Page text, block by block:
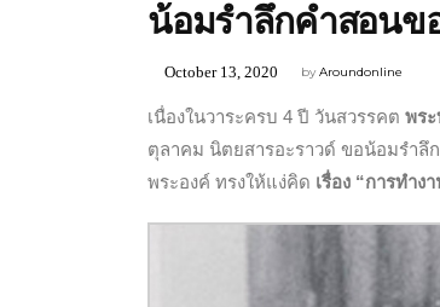
น้อมรำลึกคำสอนขอ
byAroundonline
October 13, 2020
เนื่องในวาระครบ 4 ปี วันสวรรคต พร
ตุลาคม นิตยสารอะราวด์ ขอน้อมรำ
พระองค์ ทรงให้แง่คิด เรื่อง “การทำง